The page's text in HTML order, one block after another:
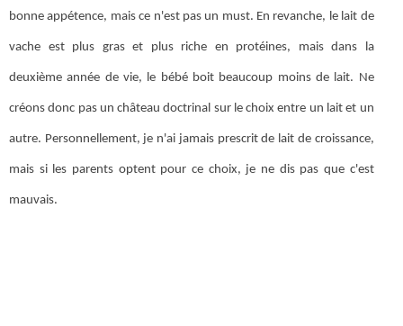
bonne appétence, mais ce n'est pas un must. En revanche, le lait de
vache est plus gras et plus riche en protéines, mais dans la
deuxième année de vie, le bébé boit beaucoup moins de lait. Ne
créons donc pas un château doctrinal sur le choix entre un lait et un
autre. Personnellement, je n'ai jamais prescrit de lait de croissance,
mais si les parents optent pour ce choix, je ne dis pas que c'est
mauvais.